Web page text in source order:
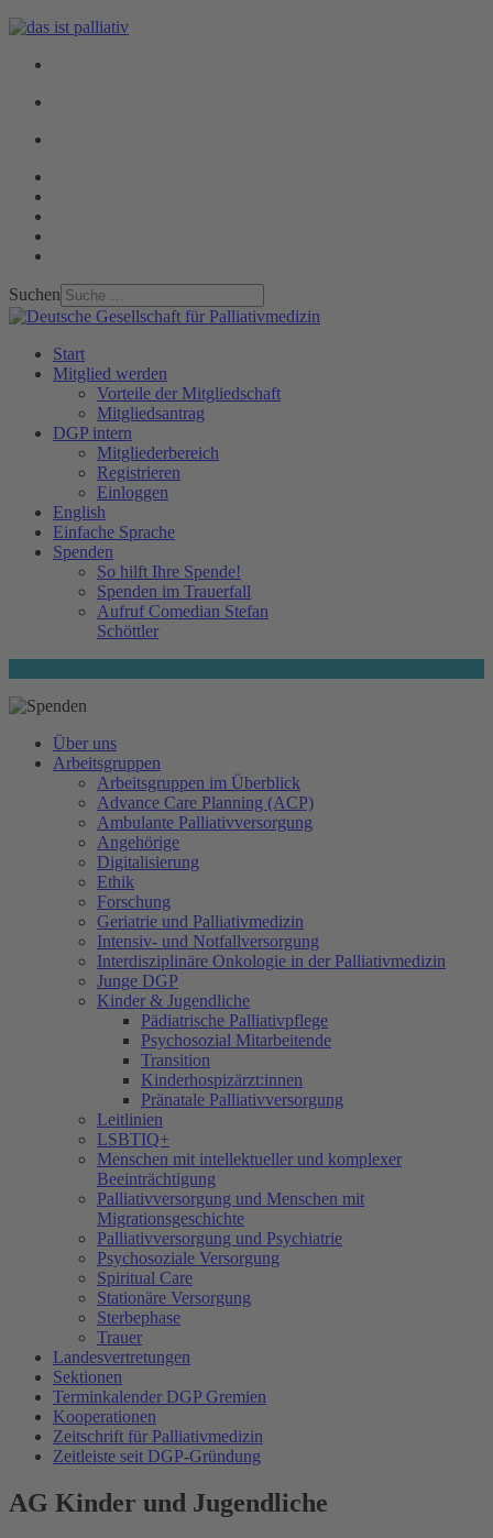
Suchen
Start
Mitglied werden
Vorteile der Mitgliedschaft
Mitgliedsantrag
DGP intern
Mitgliederbereich
Registrieren
Einloggen
English
Einfache Sprache
Spenden
So hilft Ihre Spende!
Spenden im Trauerfall
Aufruf Comedian Stefan
Schöttler
Über uns
Arbeitsgruppen
Arbeitsgruppen im Überblick
Advance Care Planning (ACP)
Ambulante Palliativversorgung
Angehörige
Digitalisierung
Ethik
Forschung
Geriatrie und Palliativmedizin
Intensiv- und Notfallversorgung
Interdisziplinäre Onkologie in der Palliativmedizin
Junge DGP
Kinder & Jugendliche
Pädiatrische Palliativpflege
Psychosozial Mitarbeitende
Transition
Kinderhospizärzt:innen
Pränatale Palliativversorgung
Leitlinien
LSBTIQ+
Menschen mit intellektueller und komplexer
Beeinträchtigung
Palliativversorgung und Menschen mit
Migrationsgeschichte
Palliativversorgung und Psychiatrie
Psychosoziale Versorgung
Spiritual Care
Stationäre Versorgung
Sterbephase
Trauer
Landesvertretungen
Sektionen
Terminkalender DGP Gremien
Kooperationen
Zeitschrift für Palliativmedizin
Zeitleiste seit DGP-Gründung
AG Kinder und Jugendliche